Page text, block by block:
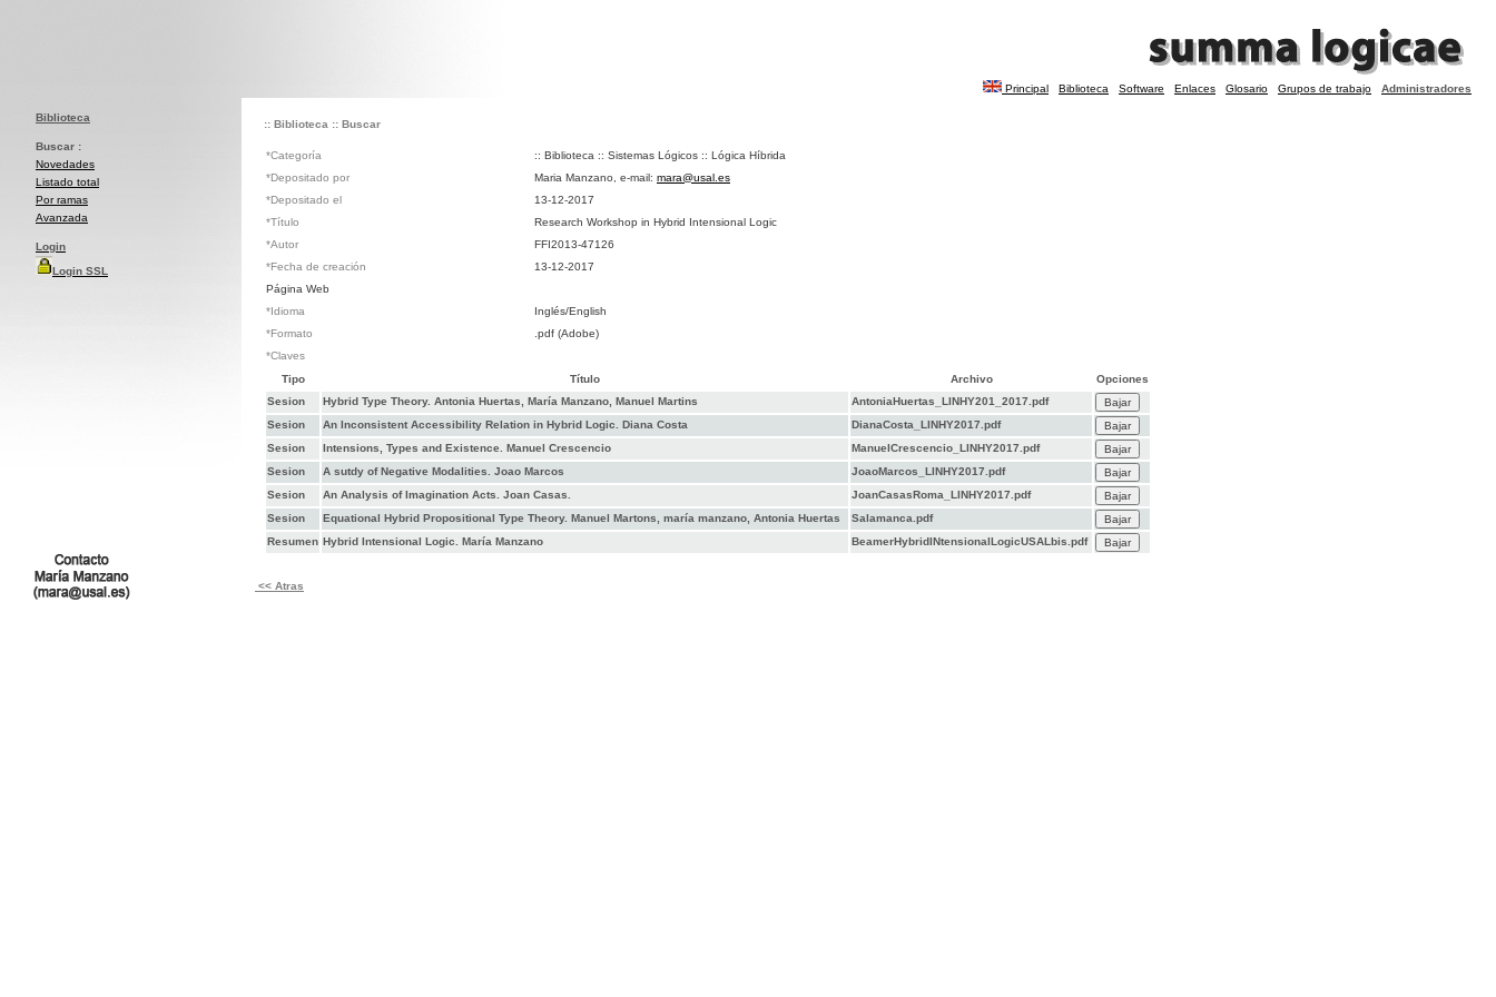
Principal Biblioteca Software Enlaces Glosario Grupos de trabajo Administradores
Biblioteca
Buscar :
Novedades
Listado total
Por ramas
Avanzada
Login
Login SSL
:: Biblioteca :: Buscar
*Categoría
:: Biblioteca :: Sistemas Lógicos :: Lógica Híbrida
*Depositado por
Maria Manzano, e-mail: mara@usal.es
*Depositado el
13-12-2017
*Título
Research Workshop in Hybrid Intensional Logic
*Autor
FFI2013-47126
*Fecha de creación
13-12-2017
Página Web
*Idioma
Inglés/English
*Formato
.pdf (Adobe)
*Claves
Tipo
Título Archivo
Opciones
Sesion
Hybrid Type Theory. Antonia Huertas, María Manzano, Manuel Martins
AntoniaHuertas_LINHY201_2017.pdf
Sesion
An Inconsistent Accessibility Relation in Hybrid Logic. Diana Costa
DianaCosta_LINHY2017.pdf
Sesion
Intensions, Types and Existence. Manuel Crescencio
ManuelCrescencio_LINHY2017.pdf
Sesion
A sutdy of Negative Modalities. Joao Marcos
JoaoMarcos_LINHY2017.pdf
Sesion
An Analysis of Imagination Acts. Joan Casas.
JoanCasasRoma_LINHY2017.pdf
Sesion
Equational Hybrid Propositional Type Theory. Manuel Martons, maría manzano, Antonia Huertas
Salamanca.pdf
Resumen Hybrid Intensional Logic. María Manzano BeamerHybridINtensionalLogicUSALbis.pdf
<< Atras